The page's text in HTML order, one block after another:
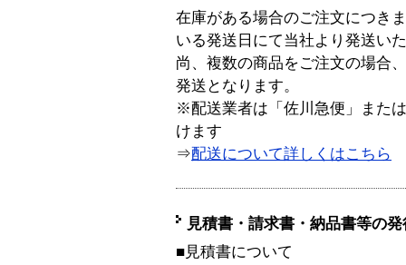
在庫がある場合のご注文につき
いる発送日にて当社より発送い
尚、複数の商品をご注文の場合
発送となります。
※配送業者は「佐川急便」また
けます
⇒配送について詳しくはこちら
見積書・請求書・納品書等の
■見積書について